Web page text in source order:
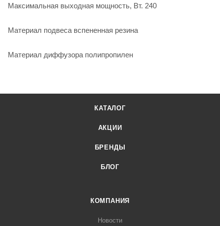
Максимальная выходная мощность, Вт. 240
Материал подвеса вспененная резина
Материал диффузора полипропилен
КАТАЛОГ
АКЦИИ
БРЕНДЫ
БЛОГ
КОМПАНИЯ
Новости